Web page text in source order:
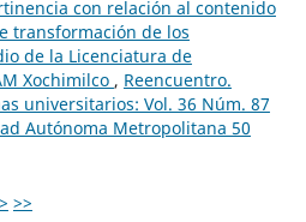
con relación al contenido
transformación de los
de la Licenciatura de
Xochimilco , Reencuentro.
universitarios: Vol. 36 Núm. 87
Autónoma Metropolitana 50
> >>